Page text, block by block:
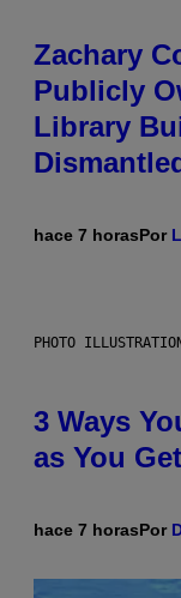
Zachary
Publicly
Library
hace 7 horasPor
PHOTO
3 Ways
as You
hace 7 horasPor